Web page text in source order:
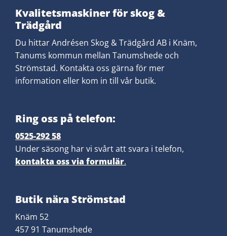
Kvalitetsmaskiner för skog &
Trädgård
​Du hittar Andrésen Skog & Trädgård AB i Knäm,
Tanums kommun mellan Tanumshede och
Strömstad. Kontakta oss gärna för mer
information eller kom in till vår butik.
Ring oss på telefon:
0525-292 58
Under säsong har vi svårt att svara i telefon,
kontakta oss via formulär.
Butik nära Strömstad
Knäm 52
457 91 Tanumshede